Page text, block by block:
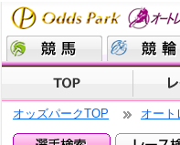
オッズパークTOP オート